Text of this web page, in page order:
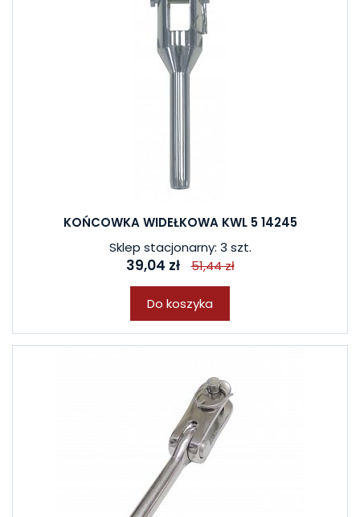
KOŃCOWKA WIDEŁKOWA KWL 5 14245
Sklep stacjonarny: 3 szt.
39,04 zł 51,44 zł
Do koszyka